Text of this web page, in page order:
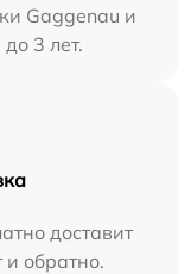
Gaggenau и
3 лет.
доставит
и обратно.